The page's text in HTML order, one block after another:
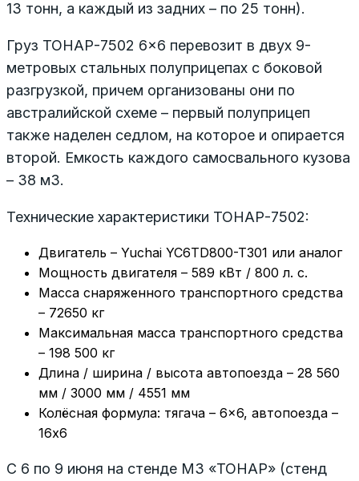
13 тонн, а каждый из задних – по 25 тонн).
Груз ТОНАР-7502 6×6 перевозит в двух 9-
метровых стальных полуприцепах с боковой
разгрузкой, причем организованы они по
австралийской схеме – первый полуприцеп
также наделен седлом, на которое и опирается
второй. Емкость каждого самосвального кузова
– 38 м3.
Технические характеристики ТОНАР-7502:
Двигатель – Yuchai YC6TD800-T301 или аналог
Мощность двигателя – 589 кВт / 800 л. с.
Масса снаряженного транспортного средства
– 72650 кг
Максимальная масса транспортного средства
– 198 500 кг
Длина / ширина / высота автопоезда – 28 560
мм / 3000 мм / 4551 мм
Колёсная формула: тягача – 6×6, автопоезда –
16х6
С 6 по 9 июня на стенде МЗ «ТОНАР» (стенд